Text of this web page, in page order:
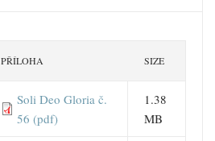
PŘÍLOHA SIZE
Soli Deo Gloria č.
56 (pdf)
1.38
MB